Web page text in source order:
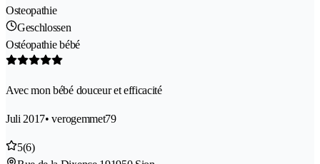
Osteopathie
Geschlossen
Ostéopathie bébé
Avec mon bébé douceur et efficacité
Juli 2017• verogemmet79
5(6)